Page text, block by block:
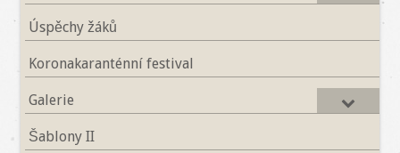
Úspěchy žáků
Koronakaranténní festival
Galerie
Šablony II